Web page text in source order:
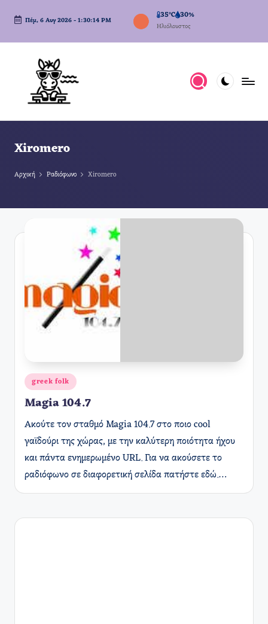
Μετάβαση
σε
περιεχόμενο
Πέμ, 6 Αυγ 2026- 1:30:15 PM
35°C 30%
Ηλιόλουστος
Xiromero
Αρχική Ραδιόφωνο Xiromero
Αναρτήθηκε
σε
greek folk
Magia 104.7
Ακούτε τον σταθμό Magia 104.7 στο ποιο cool
γαϊδούρι της χώρας, με την καλύτερη ποιότητα ήχου
και πάντα ενημερωμένο URL. Για να ακούσετε το
ραδιόφωνο σε διαφορετική σελίδα πατήστε εδώ.…